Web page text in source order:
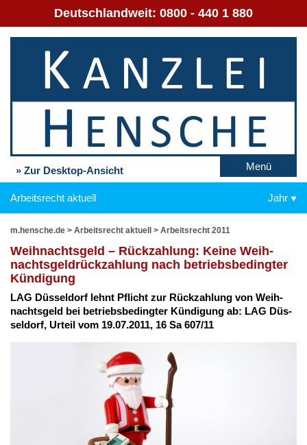
Deutschlandweit: 0800 - 440 1 880
» Zur Desktop-Ansicht Menü
Arbeitsrecht aktuell Jahr
m.hensche.de > Arbeitsrecht aktuell > Arbeitsrecht 2011
Weih­nachts­geld – Rück­zah­lung: Kei­ne Weih­
nachts­gel­drück­zah­lung nach be­triebs­be­ding­ter
Kün­di­gung
LAG Düs­sel­dorf lehnt Pflicht zur Rück­zah­lung von Weih­
nachts­geld bei be­triebs­be­ding­ter Kün­di­gung ab: LAG Düs­
sel­dorf, Ur­teil vom 19.07.2011, 16 Sa 607/11